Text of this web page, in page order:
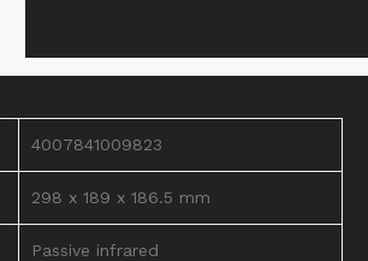
4007841009823
298 x 189 x 186.5 mm
Passive infrared